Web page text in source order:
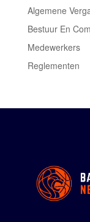
Algemene
Bestuur En
Medewerkers
Reglementen